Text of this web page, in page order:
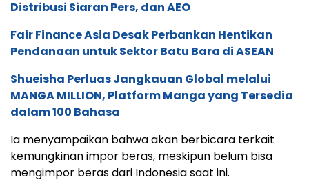
Distribusi Siaran Pers, dan AEO
Fair Finance Asia Desak Perbankan Hentikan
Pendanaan untuk Sektor Batu Bara di ASEAN
Shueisha Perluas Jangkauan Global melalui
MANGA MILLION, Platform Manga yang Tersedia
dalam 100 Bahasa
Ia menyampaikan bahwa akan berbicara terkait
kemungkinan impor beras, meskipun belum bisa
mengimpor beras dari Indonesia saat ini.